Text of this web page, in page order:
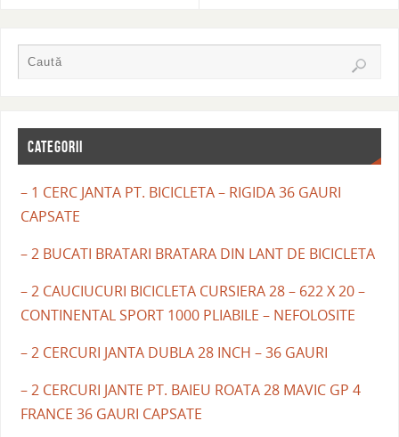
CATEGORII
– 1 CERC JANTA PT. BICICLETA – RIGIDA 36 GAURI
CAPSATE
– 2 BUCATI BRATARI BRATARA DIN LANT DE BICICLETA
– 2 CAUCIUCURI BICICLETA CURSIERA 28 – 622 X 20 –
CONTINENTAL SPORT 1000 PLIABILE – NEFOLOSITE
– 2 CERCURI JANTA DUBLA 28 INCH – 36 GAURI
– 2 CERCURI JANTE PT. BAIEU ROATA 28 MAVIC GP 4
FRANCE 36 GAURI CAPSATE